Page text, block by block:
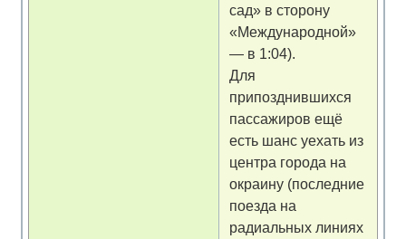
сад» в сторону
«Международной»
— в 1:04).
Для
припозднившихся
пассажиров ещё
есть шанс уехать из
центра города на
окраину (последние
поезда на
радиальных линиях